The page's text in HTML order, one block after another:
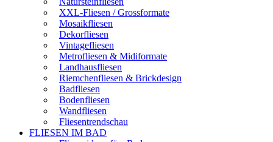
XXL-Fliesen / Grossformate
Mosaikfliesen
Dekorfliesen
Vintagefliesen
Metrofliesen & Midiformate
Landhausfliesen
Riemchenfliesen & Brickdesign
Badfliesen
Bodenfliesen
Wandfliesen
Fliesentrendschau
FLIESEN IM BAD